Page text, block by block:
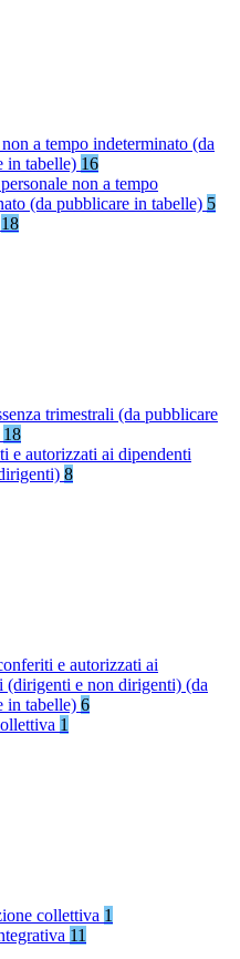
a tempo indeterminato (da
in tabelle) 16
non a tempo
(da pubblicare in tabelle) 5
18
trimestrali (da pubblicare
18
e autorizzati ai dipendenti
8
e autorizzati ai
(dirigenti e non dirigenti) (da
in tabelle) 6
1
collettiva 1
11